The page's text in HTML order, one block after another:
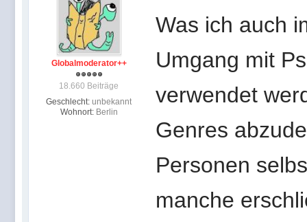
Globalmoderator++
18.660 Beiträge
Geschlecht: unbekannt
Wohnort: Berlin
Was ich auch
Umgang mit
verwendet
Genres
Personen
manche